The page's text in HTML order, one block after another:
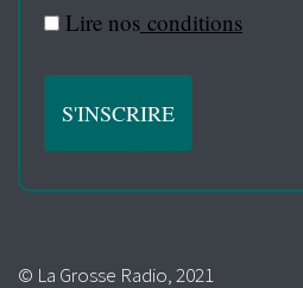
Lire nos conditions
© La Grosse Radio, 2021